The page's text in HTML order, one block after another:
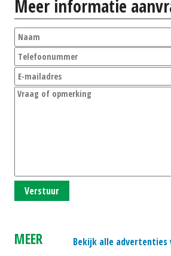
Meer informatie
Verstuur
Bekijk alle advertenties
MEER